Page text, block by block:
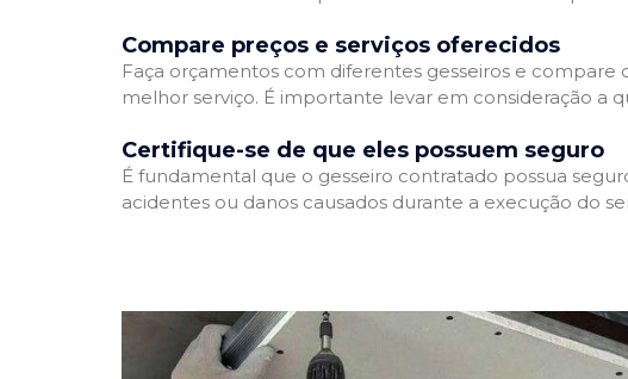
Compare preços e serviços oferecidos
Faça orçamentos com diferentes gesseiros e
melhor serviço. É importante levar em consideração a
Certifique-se de que eles possuem seguro
É fundamental que o gesseiro contratado possua
acidentes ou danos causados durante a execução do